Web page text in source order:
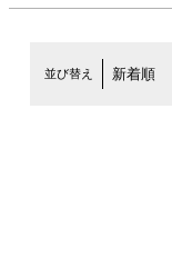
並び替え 新着順